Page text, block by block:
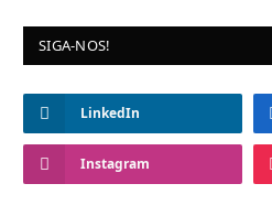
SIGA-NOS!
LinkedIn
Instagram